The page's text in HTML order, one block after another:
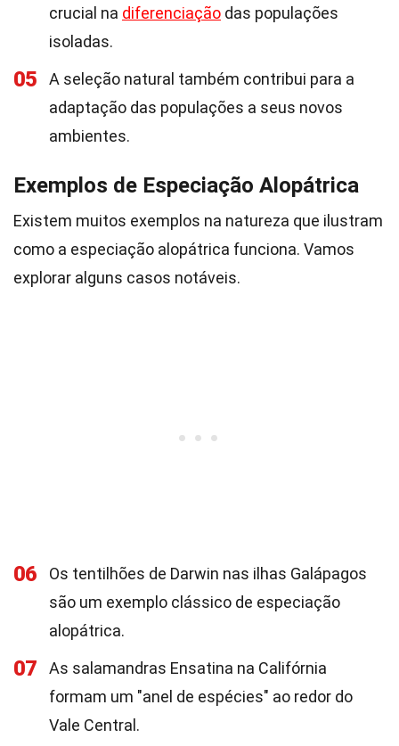
crucial na diferenciação das populações
isoladas.
05
A seleção natural também contribui para a
adaptação das populações a seus novos
ambientes.
Exemplos de Especiação Alopátrica
Existem muitos exemplos na natureza que ilustram
como a especiação alopátrica funciona. Vamos
explorar alguns casos notáveis.
06
Os tentilhões de Darwin nas ilhas Galápagos
são um exemplo clássico de especiação
alopátrica.
07
As salamandras Ensatina na Califórnia
formam um "anel de espécies" ao redor do
Vale Central.